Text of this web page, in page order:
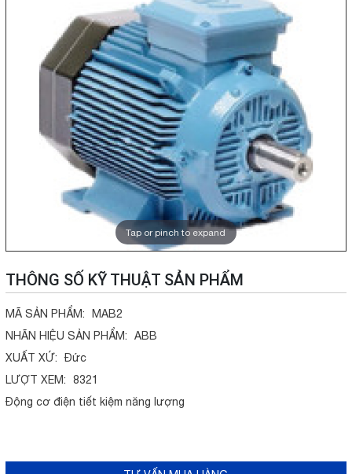
Tap or pinch to expand
THÔNG SỐ KỸ THUẬT SẢN PHẨM
MÃ SẢN PHẨM:
MAB2
NHÃN HIỆU SẢN PHẨM:
ABB
XUẤT XỨ:
Đức
LƯỢT XEM:
8321
Động cơ điện tiết kiệm năng lượng